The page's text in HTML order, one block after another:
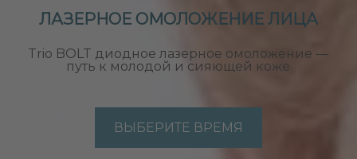
ЛАЗЕРНОЕ ОМОЛОЖЕНИЕ ЛИЦА
Trio BOLT диодное лазерное омоложение —
путь к молодой и сияющей коже
ВЫБЕРИТЕ ВРЕМЯ